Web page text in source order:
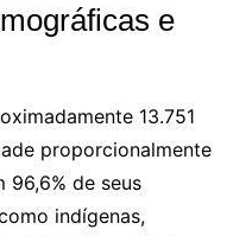
e
13.751
proporcionalmente
96,6% de seus
indígenas,